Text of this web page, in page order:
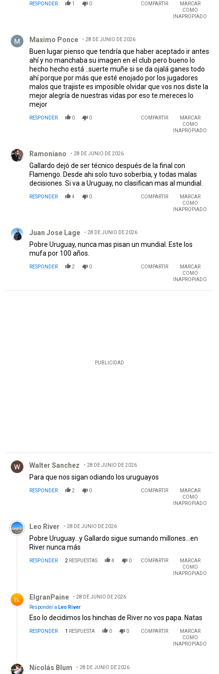
RESPONDER 1 0 COMPARTIR
MARCAR
COMO
INAPROPIADO
Maximo Ponce 28 DE JUNIO DE 2026
Buen lugar pienso que tendría que haber aceptado ir antes
ahí y no manchaba su imagen en el club pero bueno lo
hecho hecho está ..suerte muñe si se da ojalá ganes todo
ahí porque por más que esté enojado por los jugadores
malos que trajiste es imposible olvidar que vos nos diste la
mejor alegría de nuestras vidas por eso te mereces lo
mejor
RESPONDER 0 0 COMPARTIR
MARCAR
COMO
INAPROPIADO
Ramoniano 28 DE JUNIO DE 2026
Gallardo dejó de ser técnico después de la final con
Flamengo. Desde ahi solo tuvo soberbia, y todas malas
decisiones. Si va a Uruguay, no clasifican mas al mundial.
RESPONDER 4 0 COMPARTIR
MARCAR
COMO
INAPROPIADO
Juan Jose Lage 28 DE JUNIO DE 2026
Pobre Uruguay, nunca mas pisan un mundial. Este los
mufa por 100 años.
RESPONDER 2 0 COMPARTIR
MARCAR
COMO
INAPROPIADO
PUBLICIDAD
Walter Sanchez 28 DE JUNIO DE 2026
Para que nos sigan odiando los uruguayos
RESPONDER 2 0 COMPARTIR
MARCAR
COMO
INAPROPIADO
Comentario de Leo River.
Leo River 28 DE JUNIO DE 2026
Pobre Uruguay...y Gallardo sigue sumando millones...en
River nunca más
RESPONDER 2 RESPUESTAS 4 0 COMPARTIR
MARCAR
COMO
INAPROPIADO
EL ElgranPaine
28 DE JUNIO DE 2026
Responder a Leo River
Eso lo decidimos los hinchas de River no vos papa. Natas
RESPONDER 1 RESPUESTA 0 0 COMPARTIR
MARCAR
COMO
INAPROPIADO
Nicolás Blum
28 DE JUNIO DE 2026